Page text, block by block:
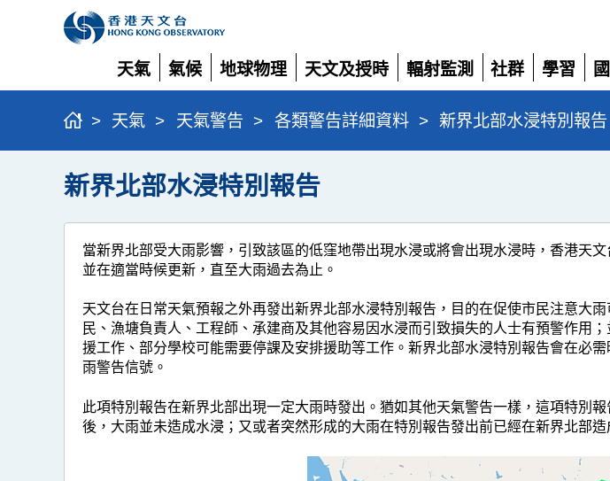
天氣
展
開
氣候
展
開
地球物理
展
開
天文及授時
展
開
輻射監測
展
開
社群
展
開
學習
展
開
展
開
> 天氣 > 天氣警告 > 各類警告詳細資料 > 新界北部水浸特別報告
新界北部水浸特別報告
當新界北部受大雨影響，引致該區的低窪地帶出現水浸或將會出現水浸時，香港天
並在適當時候更新，直至大雨過去為止。
天文台在日常天氣預報之外再發出新界北部水浸特別報告，目的在促使市民注意大
民、漁塘負責人、工程師、承建商及其他容易因水浸而引致損失的人士有預警作用
援工作、部分學校可能需要停課及安排援助等工作。新界北部水浸特別報告會在必
雨警告信號。
此項特別報告在新界北部出現一定大雨時發出。猶如其他天氣警告一樣，這項特別
後，大雨並未造成水浸；又或者突然形成的大雨在特別報告發出前已經在新界北部造